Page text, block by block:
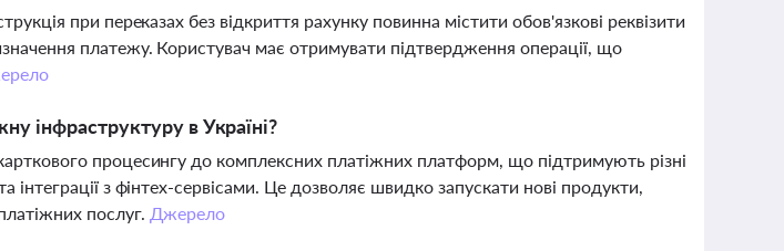
при переказах без відкриття рахунку повинна містити обов'язкові реквізити
платежу. Користувач має отримувати підтвердження операції, що
інфраструктуру в Україні?
процесингу до комплексних платіжних платформ, що підтримують різні
інтеграції з фінтех-сервісами. Це дозволяє швидко запускати нові продукти,
послуг. Джерело